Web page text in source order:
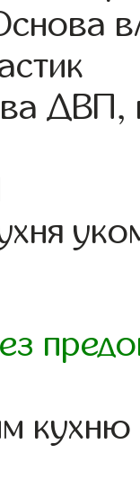
ДВП,